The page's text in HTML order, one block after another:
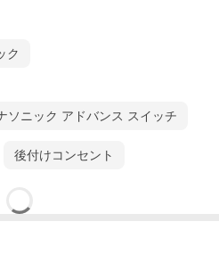
ク
ソニック アドバンス スイッチ
後付けコンセント